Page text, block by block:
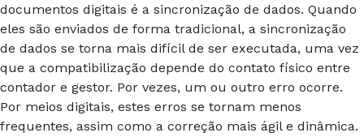
documentos digitais é a sincronização de dados. Quando
eles são enviados de forma tradicional, a sincronização
de dados se torna mais difícil de ser executada, uma vez
que a compatibilização depende do contato físico entre
contador e gestor. Por vezes, um ou outro erro ocorre.
Por meios digitais, estes erros se tornam menos
frequentes, assim como a correção mais ágil e dinâmica.